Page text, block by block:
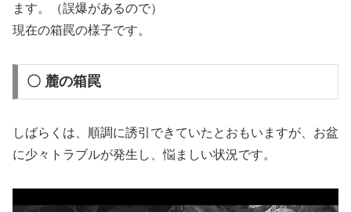
ます。（誤爆があるので）
現在の箱罠の様子です。
〇 麓の箱罠
しばらくは、順調に誘引できていたとおもいますが、お盆
に少々トラブルが発生し、悩ましい状況です。